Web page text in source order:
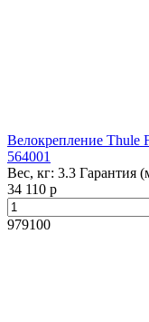
Велокрепление Thule
564001
Вес, кг: 3.3 Гарантия
34 110 р
979100